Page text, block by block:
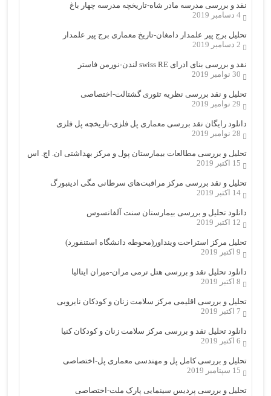
نقد و بررسی مدرسه مادر شاه-تاریخچه مدرسه چهار باغ
4 دسامبر 2019
تحلیل برج پیر علمدار دامغان-تاریخ معماری برج پیر علمدار
2 دسامبر 2019
نقد و بررسی بنای ادرای swiss RE لندن-نورمن فاستر
30 نوامبر 2019
تحلیل و نقد بررسی نظریه تئوری گشتالت-اختصاصی
29 نوامبر 2019
دانلود رایگان نقد بررسی معماری پل فلزی-تاریخچه پل فلزی
28 نوامبر 2019
تحلیل و بررسی مطالعات بیمارستان پول و مرکز بهداشتی ان. اچ. اس
15 اکتبر 2019
تحلیل و نقد بررسی مرکز مراقبت‌های سرطانی مگی ادینبورگ
14 اکتبر 2019
دانلود تحلیل و بررسی بیمارستان سنت آلفانسوس
12 اکتبر 2019
تحلیل مرکز استراحت وینداور(محوطه دانشگاه استنفورد)
9 اکتبر 2019
دانلود تحلیل نقد و بررسی هتل ترمی مران-میران ایتالیا
8 اکتبر 2019
تحلیل و بررسی اقلیمی مرکز سلامت زنان و کودکان نایروبی
7 اکتبر 2019
دانلود تحلیل نقد و بررسی مرکز سلامت زنان و کودکان کنیا
6 اکتبر 2019
تحلیل و بررسی کامل پل و مهندسی معماری پل-اختصاصی
15 سپتامبر 2019
تحلیل و بررسی پردیس سینمایی پارک ملت-اختصاصی